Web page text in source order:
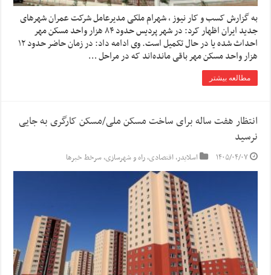
به گزارش کسب و کار نیوز ، شهرام ملکی مدیرعامل شرکت عمران شهرهای
جدید ایران اظهار کرد: در شهر پردیس حدود ۸۴ هزار واحد مسکن مهر
احداث شده یا در حال تکمیل است. وی ادامه داد: در زمان حاضر حدود ۱۲
هزار واحد مسکن مهر باقی مانده‌اند که در مراحل …
مطالعه بیشتر
انتظار هفت ساله برای ساخت مسکن ملی/مسکن کارگری به جایی
نرسید
۱۴۰۵/۰۴/۰۷ اسلایدر,اقتصادی,راه و شهرسازی,سرخط خبرها